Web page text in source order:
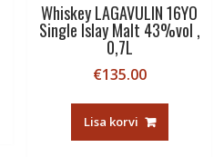
Whiskey LAGAVULIN 16YO
Single Islay Malt 43%vol ,
0,7L
€135.00
Lisa korvi